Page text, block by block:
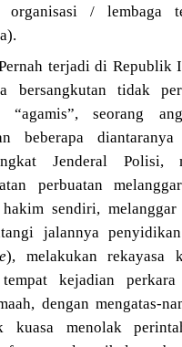
organisasi / lembaga
terjadi di Republik
bersangkutan tidak
“agamis”, seorang
beberapa
Jenderal Polisi,
perbuatan
sendiri, melanggar
jalannya
), melakukan rekayasa
kejadian
dengan mengatas-
kuasa menolak